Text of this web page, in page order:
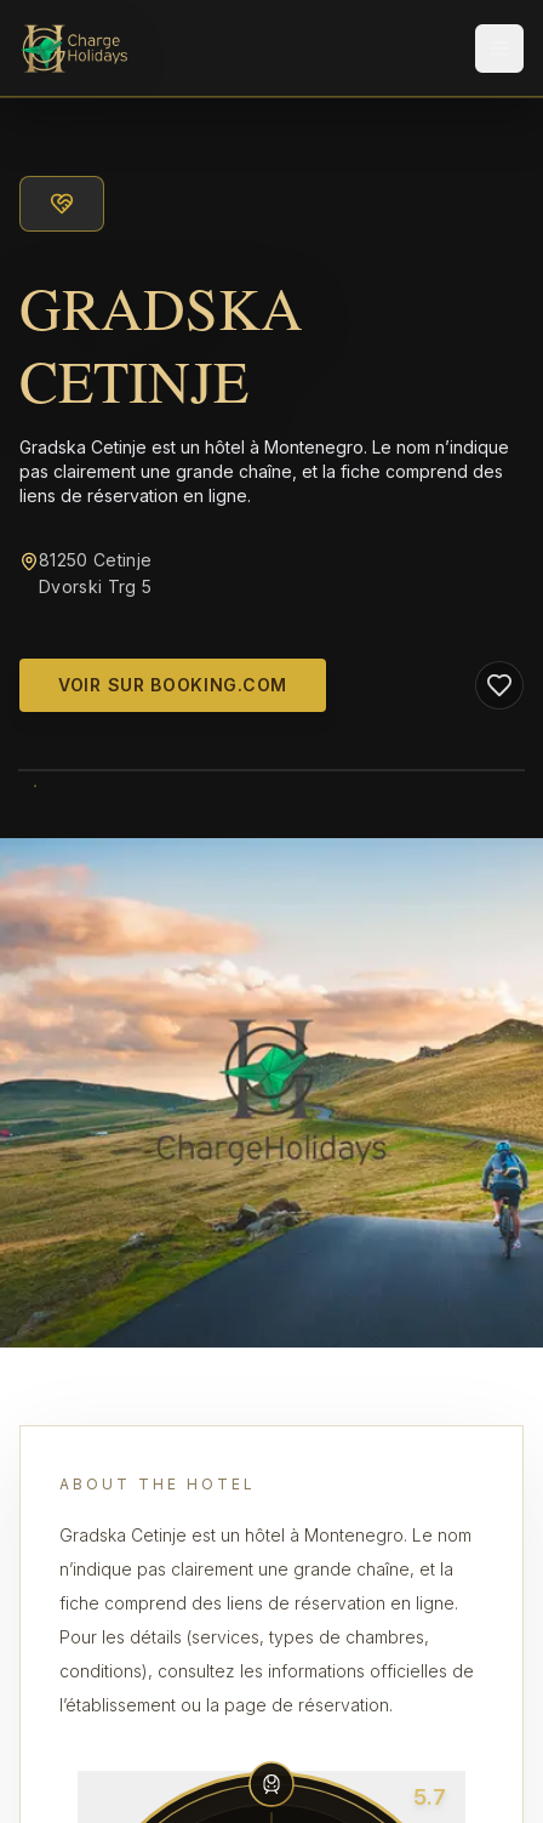
GRADSKA
CETINJE
Gradska Cetinje est un hôtel à Montenegro. Le nom n’indique
pas clairement une grande chaîne, et la fiche comprend des
liens de réservation en ligne.
81250 Cetinje
Dvorski Trg 5
VOIR SUR BOOKING.COM
ABOUT THE HOTEL
Gradska Cetinje est un hôtel à Montenegro. Le nom
n’indique pas clairement une grande chaîne, et la
fiche comprend des liens de réservation en ligne.
Pour les détails (services, types de chambres,
conditions), consultez les informations officielles de
l’établissement ou la page de réservation.
5.7